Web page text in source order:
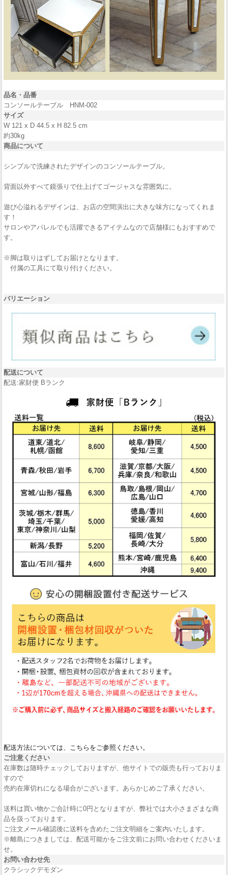
品名・品番
コンソールテーブル HNM-002
サイズ
W 121 x D 44.5 x H 82.5 cm
約30kg
商品について
シンプルで洗練されたデザインのコンソールテーブル。
背面以外すべて鏡張りで仕上げてゴージャスな雰囲気に。
遊び心溢れるデザインは、お店の空間演出に大きな味方になってくれま
す！
サロンやアパレルでも活躍できるアイテムなので店舗様にもおすすめで
す。
※脚は取りはずしてお届けとなります。
付属の工具にて取り付けください。
バリエーション
配送について
配送:家財便 Bランク
配送方法については、こちらをご参照ください。
ご注意ください
在庫数は随時チェックしておりますが、他サイトでの販売も行っておりま
すので
売約在庫切れになる場合がございます。あらかじめご了承ください。
送料は買い物かご合計時に0円となりますが、弊社では大小さまざまな商
品を扱っております。
ご注文メール確認後に送料を含めたご注文明細をご案内いたします。
※離島につきましては、配送可能かをご注文前にお問い合わせくださいま
せ。
お問い合わせ先
クラシックデモダン